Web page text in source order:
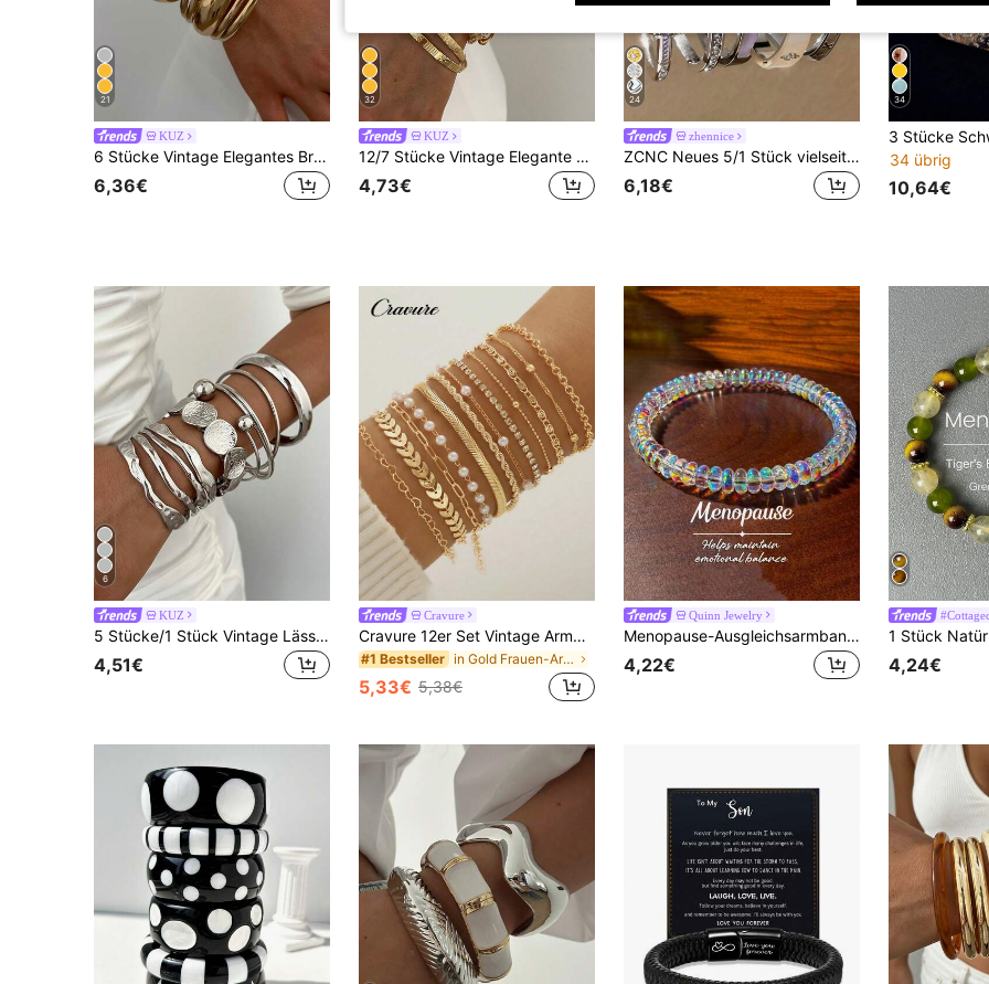
21
KUZ
6 Stücke Vintage Elegantes Breites Metall Armreif Set, geeignet für den täglichen Gebrauch, Geschenk
6,36€
32
KUZ
12/7 Stücke Vintage Elegante Breite Armreifen aus Metall Eisenblech mit runden Perlen Elastisch Geeignet für Frauen Alltag, Party, Urlaub, Mehrere Anlässe, Geschenk
4,73€
24
zhennice
ZCNC Neues 5/1 Stück vielseitiges minimalistisches modisches elegantes luxuriöses sternenartiges funkelndes Armband für Frauen, hochwertiges Titanstahl Armband
6,18€
34
34 übrig
10,64€
6
KUZ
5 Stücke/1 Stück Vintage Lässig Punk Stil Damen Silber Metall Asymmetrisch Runde Scheibe Gehämmert Und Cut Out Glatte Oberfläche Armband, Geeignet Für Täglichen Gebrauch, Party, Zusammenkunft Und Sommerurlaub, Geschenk
4,51€
Cravure
Cravure 12er Set Vintage Armbänder mit flacher Schlangenkette, Boxkette, Perlen, Twist, Strass, Cut Out Herz und Wellenkette, Punk-Metallschmuck für Damen
#1 Bestseller in Gold Frauen-Armband-Sets
5,33€ 5,38€
Quinn Jewelry
Menopause-Ausgleichsarmband, Menopause-Armreif, Elastisches Kordel-Schmuckstück, hilft dabei, das emotionale Gleichgewicht zu bewahren
4,22€ 4,24€